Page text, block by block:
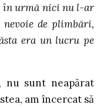
în urmă nici nu l-ar
de plimbări,
era un lucru pe
nu sunt neapărat
am încercat să